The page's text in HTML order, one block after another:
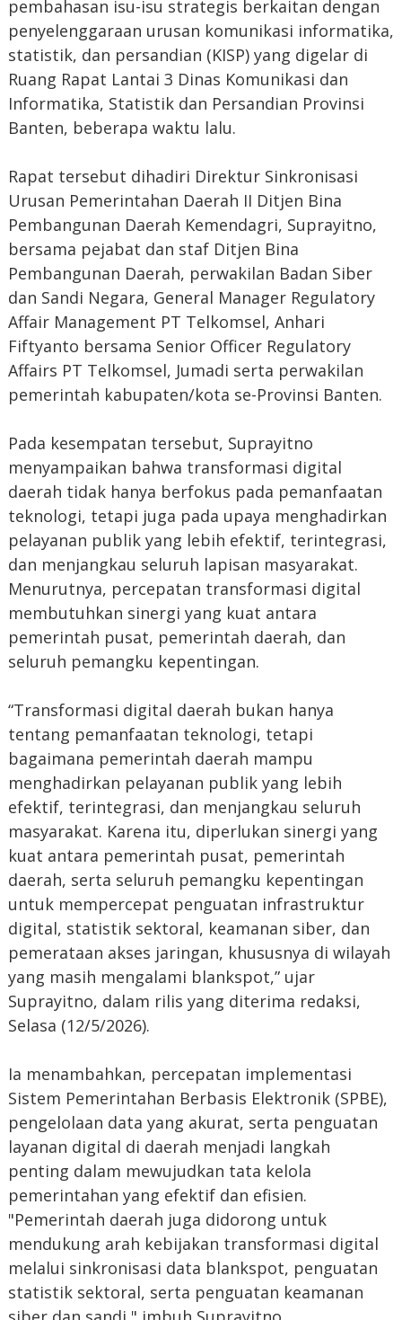
pembahasan isu-isu strategis berkaitan dengan
penyelenggaraan urusan komunikasi informatika,
statistik, dan persandian (KISP) yang digelar di
Ruang Rapat Lantai 3 Dinas Komunikasi dan
Informatika, Statistik dan Persandian Provinsi
Banten, beberapa waktu lalu.
Rapat tersebut dihadiri Direktur Sinkronisasi
Urusan Pemerintahan Daerah II Ditjen Bina
Pembangunan Daerah Kemendagri, Suprayitno,
bersama pejabat dan staf Ditjen Bina
Pembangunan Daerah, perwakilan Badan Siber
dan Sandi Negara, General Manager Regulatory
Affair Management PT Telkomsel, Anhari
Fiftyanto bersama Senior Officer Regulatory
Affairs PT Telkomsel, Jumadi serta perwakilan
pemerintah kabupaten/kota se-Provinsi Banten.
Pada kesempatan tersebut, Suprayitno
menyampaikan bahwa transformasi digital
daerah tidak hanya berfokus pada pemanfaatan
teknologi, tetapi juga pada upaya menghadirkan
pelayanan publik yang lebih efektif, terintegrasi,
dan menjangkau seluruh lapisan masyarakat.
Menurutnya, percepatan transformasi digital
membutuhkan sinergi yang kuat antara
pemerintah pusat, pemerintah daerah, dan
seluruh pemangku kepentingan.
“Transformasi digital daerah bukan hanya
tentang pemanfaatan teknologi, tetapi
bagaimana pemerintah daerah mampu
menghadirkan pelayanan publik yang lebih
efektif, terintegrasi, dan menjangkau seluruh
masyarakat. Karena itu, diperlukan sinergi yang
kuat antara pemerintah pusat, pemerintah
daerah, serta seluruh pemangku kepentingan
untuk mempercepat penguatan infrastruktur
digital, statistik sektoral, keamanan siber, dan
pemerataan akses jaringan, khususnya di wilayah
yang masih mengalami blankspot,” ujar
Suprayitno, dalam rilis yang diterima redaksi,
Selasa (12/5/2026).
Ia menambahkan, percepatan implementasi
Sistem Pemerintahan Berbasis Elektronik (SPBE),
pengelolaan data yang akurat, serta penguatan
layanan digital di daerah menjadi langkah
penting dalam mewujudkan tata kelola
pemerintahan yang efektif dan efisien.
"Pemerintah daerah juga didorong untuk
mendukung arah kebijakan transformasi digital
melalui sinkronisasi data blankspot, penguatan
statistik sektoral, serta penguatan keamanan